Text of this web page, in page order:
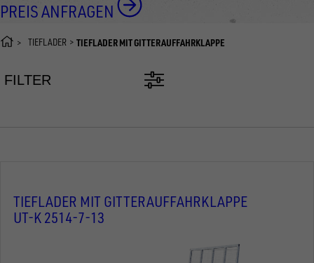
PREIS ANFRAGEN
TIEFLADER TIEFLADER MIT GITTERAUFFAHRKLAPPE
FILTER
TIEFLADER MIT GITTERAUFFAHRKLAPPE
UT-K 2514-7-13